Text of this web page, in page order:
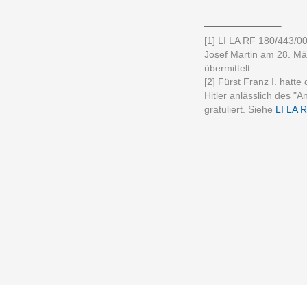
[1] LI LA RF 180/443/
Josef Martin am 28.
übermittelt.
[2] Fürst Franz I. hatte
Hitler anlässlich des
gratuliert. Siehe LI LA